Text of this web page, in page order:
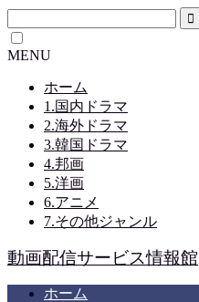
MENU
ホーム
1.国内ドラマ
2.海外ドラマ
3.韓国ドラマ
4.邦画
5.洋画
6.アニメ
7.その他ジャンル
動画配信サービス情報館
ホーム